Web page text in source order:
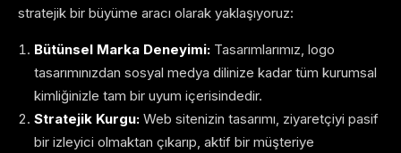
stratejik bir büyüme aracı olarak yaklaşıyoruz:
Bütünsel Marka Deneyimi: Tasarımlarımız, logo
tasarımınızdan sosyal medya dilinize kadar tüm kurumsal
kimliğinizle tam bir uyum içerisindedir.
Stratejik Kurgu: Web sitenizin tasarımı, ziyaretçiyi pasif
bir izleyici olmaktan çıkarıp, aktif bir müşteriye